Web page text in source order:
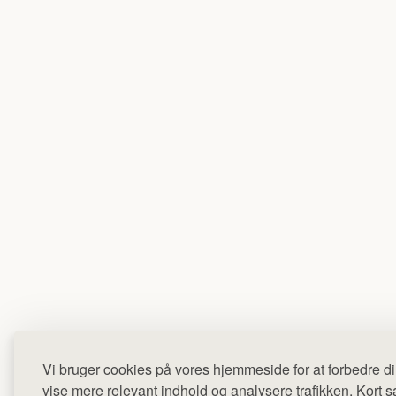
Vi bruger cookies på vores hjemmeside for at forbedre
vise mere relevant indhold og analysere trafikken. Kort